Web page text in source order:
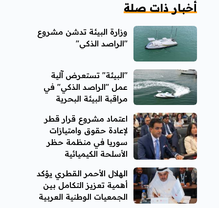
أخبار ذات صلة
وزارة البيئة تدشن مشروع
"الراصد الذكي"
"البيئة" تستعرض آلية
عمل "الراصد الذكي" في
مراقبة البيئة البحرية
اعتماد مشروع قرار قطر
لإعادة حقوق وامتيازات
سوريا في منظمة حظر
الأسلحة الكيميائية
الهلال الأحمر القطري يؤكد
أهمية تعزيز التكامل بين
الجمعيات الوطنية العربية